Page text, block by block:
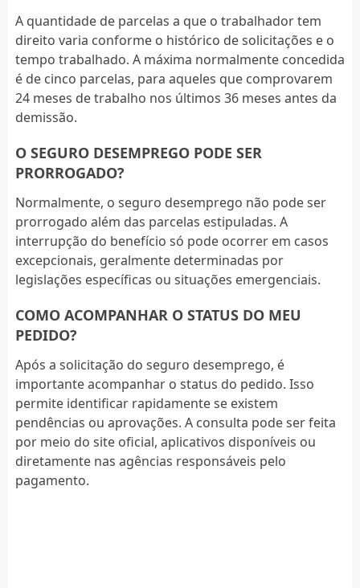
A quantidade de parcelas a que o trabalhador tem
direito varia conforme o histórico de solicitações e o
tempo trabalhado. A máxima normalmente concedida
é de cinco parcelas, para aqueles que comprovarem
24 meses de trabalho nos últimos 36 meses antes da
demissão.
O SEGURO DESEMPREGO PODE SER
PRORROGADO?
Normalmente, o seguro desemprego não pode ser
prorrogado além das parcelas estipuladas. A
interrupção do benefício só pode ocorrer em casos
excepcionais, geralmente determinadas por
legislações específicas ou situações emergenciais.
COMO ACOMPANHAR O STATUS DO MEU
PEDIDO?
Após a solicitação do seguro desemprego, é
importante acompanhar o status do pedido. Isso
permite identificar rapidamente se existem
pendências ou aprovações. A consulta pode ser feita
por meio do site oficial, aplicativos disponíveis ou
diretamente nas agências responsáveis pelo
pagamento.